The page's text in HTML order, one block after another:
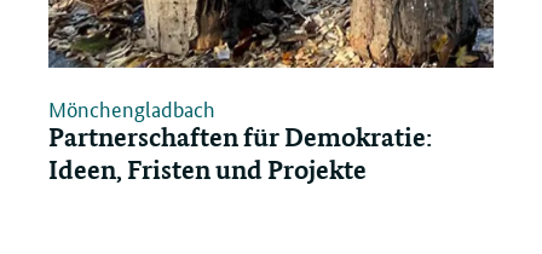
Mönchengladbach
Partnerschaften für Demokratie:
Ideen, Fristen und Projekte